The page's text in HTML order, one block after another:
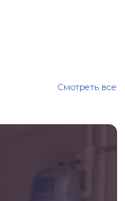
Смотреть все